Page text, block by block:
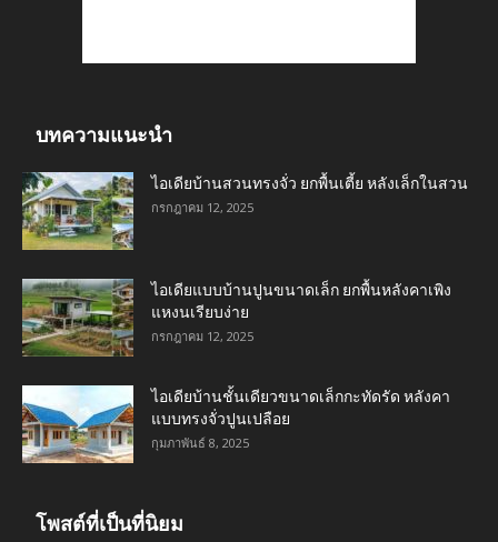
บทความแนะนำ
ไอเดียบ้านสวนทรงจั่ว ยกพื้นเตี้ย หลังเล็กในสวน
กรกฎาคม 12, 2025
ไอเดียแบบบ้านปูนขนาดเล็ก ยกพื้นหลังคาเพิง
แหงนเรียบง่าย
กรกฎาคม 12, 2025
ไอเดียบ้านชั้นเดียวขนาดเล็กกะทัดรัด หลังคา
แบบทรงจั่วปูนเปลือย
กุมภาพันธ์ 8, 2025
โพสต์ที่เป็นที่นิยม